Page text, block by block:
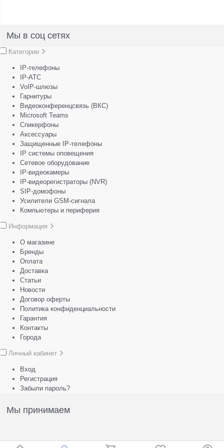
Мы в соц сетях
Категории
IP-телефоны
IP-АТС
VoIP-шлюзы
Гарнитуры
Видеоконференцсвязь (ВКС)
Microsoft Teams
Спикерфоны
Аксессуары
Защищенные IP-телефоны
IP системы оповещения
Сетевое оборудование
IP-видеокамеры
IP-видеорегистраторы (NVR)
SIP-домофоны
Усилители GSM-сигнала
Компьютеры и периферия
Информация
О магазине
Бренды
Оплата
Доставка
Статьи
Новости
Договор оферты
Политика конфиденциальности
Гарантия
Контакты
Города
Личный кабинет
Вход
Регистрация
Забыли пароль?
Мы принимаем